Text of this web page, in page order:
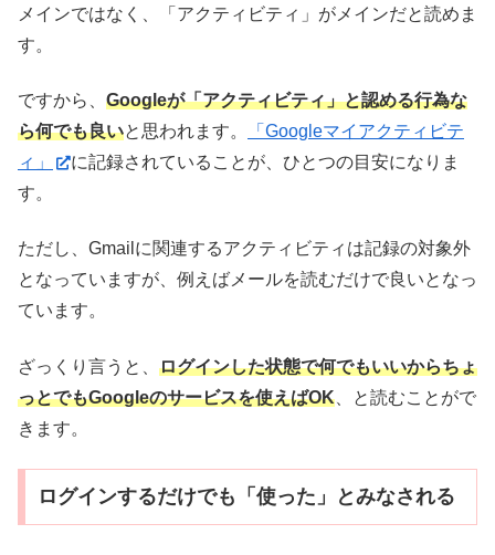
メインではなく、「アクティビティ」がメインだと読めま
す。
ですから、 Googleが「アクティビティ」と認める行為な
ら何でも良いと思われます。
「Googleマイアクティビテ
ィ」
に記録されていることが、ひとつの目安になりま
す。
ただし、Gmailに関連するアクティビティは記録の対象外
となっていますが、例えばメールを読むだけで良いとなっ
ています。
ざっくり言うと、 ログインした状態で何でもいいからちょ
っとでもGoogleのサービスを使えばOK 、と読むことがで
きます。
ログインするだけでも「使った」とみなされる